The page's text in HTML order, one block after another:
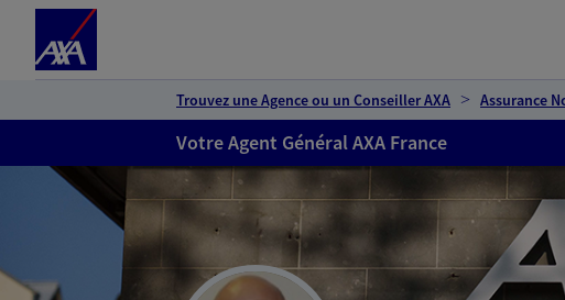
Trouvez une Agence ou un Conseiller AXA Assurance
Votre Agent Général AXA France